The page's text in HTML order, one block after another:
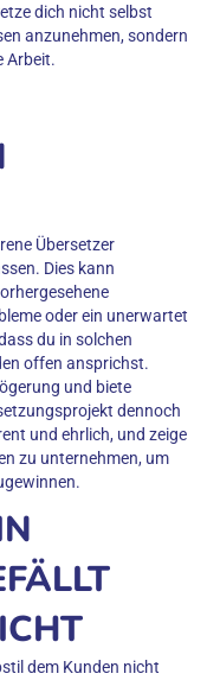
dich nicht selbst
anzunehmen, sondern
Arbeit.
Übersetzer
Dies kann
oder ein unerwartet
du in solchen
offen ansprichst.
und biete
dennoch
und ehrlich, und zeige
zu unternehmen, um
dem Kunden nicht